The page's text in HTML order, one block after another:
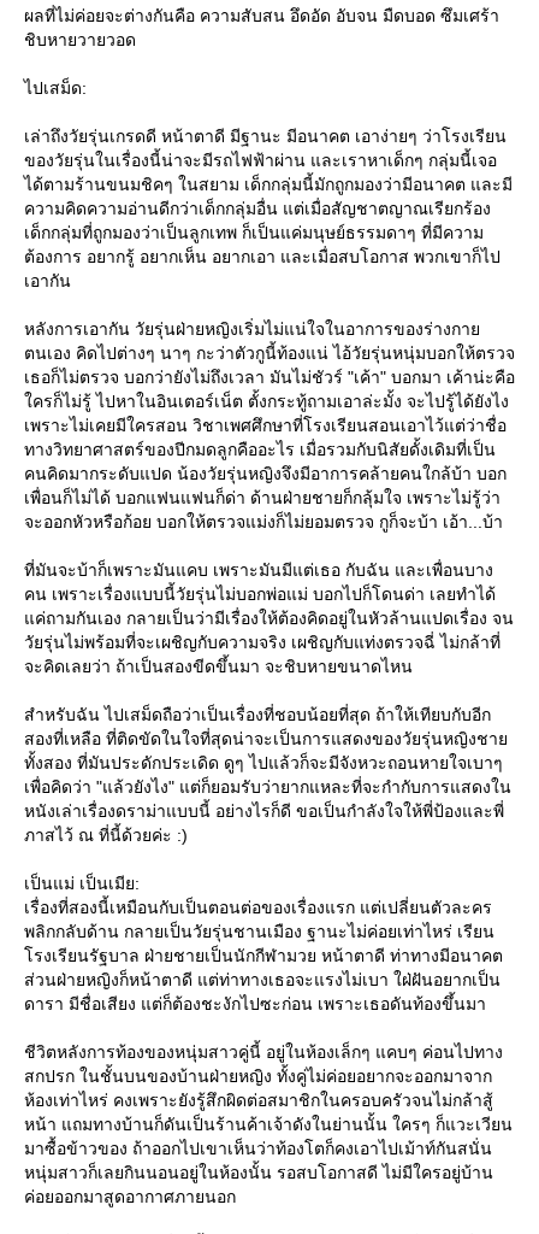
ผลที่ไม่ค่อยจะต่างกันคือ ความสับสน อึดอัด อับจน มืดบอด ซึมเศร้า
ชิบหายวายวอด
ไปเสม็ด:
เล่าถึงวัยรุ่นเกรดดี หน้าตาดี มีฐานะ มีอนาคต เอาง่ายๆ ว่าโรงเรียน
ของวัยรุ่นในเรื่องนี้น่าจะมีรถไฟฟ้าผ่าน และเราหาเด็กๆ กลุ่มนี้เจอ
ได้ตามร้านขนมชิคๆ ในสยาม เด็กกลุ่มนี้มักถูกมองว่ามีอนาคต และมี
ความคิดความอ่านดีกว่าเด็กกลุ่มอื่น แต่เมื่อสัญชาตญาณเรียกร้อง
เด็กกลุ่มที่ถูกมองว่าเป็นลูกเทพ ก็เป็นแค่มนุษย์ธรรมดาๆ ที่มีความ
ต้องการ อยากรู้ อยากเห็น อยากเอา และเมื่อสบโอกาส พวกเขาก็ไป
เอากัน
หลังการเอากัน วัยรุ่นฝ่ายหญิงเริ่มไม่แน่ใจในอาการของร่างกา
ตนเอง คิดไปต่างๆ นาๆ กะว่าตัวกูนี้ท้องแน่ ไอ้วัยรุ่นหนุ่มบอกให้ตรวจ
เธอก็ไม่ตรวจ บอกว่ายังไม่ถึงเวลา มันไม่ชัวร์ "เค้า" บอกมา เค้าน่ะคือ
ครก็ไม่รู้ ไปหาในอินเตอร์เน็ต ตั้งกระทู้ถามเอาล่ะมั้ง จะไปรู้ได้ยังไง
เพราะไม่เคยมีใครสอน วิชาเพศศึกษาที่โรงเรียนสอนเอาไว้แต่ว่าชื่อ
ทางวิทยาศาสตร์ของปีกมดลูกคืออะไร เมื่อรวมกับนิสัยดั้งเดิมที่เป็น
คนคิดมากระดับแปด น้องวัยรุ่นหญิงจึงมีอาการคล้ายคนใกล้บ้า บอก
เพื่อนก็ไม่ได้ บอกแฟนแฟนก็ด่า ด้านฝ่ายชายก็กลุ้มใจ เพราะไม่รู้ว่า
จะออกหัวหรือก้อย บอกให้ตรวจแม่งก็ไม่ยอมตรวจ กูก็จะบ้า เอ้า...บ้า
ที่มันจะบ้าก็เพราะมันแคบ เพราะมันมีแต่เธอ กับฉัน และเพื่อนบาง
คน เพราะเรื่องแบบนี้วัยรุ่นไม่บอกพ่อแม่ บอกไปก็โดนด่า เลยทำได้
ค่ถามกันเอง กลายเป็นว่ามีเรื่องให้ต้องคิดอยู่ในหัวล้านแปดเรื่อง จน
วัยรุ่นไม่พร้อมที่จะเผชิญกับความจริง เผชิญกับแท่งตรวจฉี่ ไม่กล้าที่
จะคิดเลยว่า ถ้าเป็นสองขีดขึ้นมา จะชิบหายขนาดไหน
สำหรับฉัน ไปเสม็ดถือว่าเป็นเรื่องที่ชอบน้อยที่สุด ถ้าให้เทียบกับอีก
สองที่เหลือ ที่ติดขัดในใจที่สุดน่าจะเป็นการแสดงของวัยรุ่นหญิงชา
ทั้งสอง ที่มันประดักประเดิด ดูๆ ไปแล้วก็จะมีจังหวะถอนหายใจเบาๆ
เพื่อคิดว่า "แล้วยังไง" แต่ก็ยอมรับว่ายากแหละที่จะกำกับการแสดงใน
หนังเล่าเรื่องดราม่าแบบนี้ อย่างไรก็ดี ขอเป็นกำลังใจให้พี่ป้องและพี่
ภาสไว้ ณ ที่นี้ด้วยค่ะ :)
เป็นแม่ เป็นเมีย:
เรื่องที่สองนี้เหมือนกับเป็นตอนต่อของเรื่องแรก แต่เปลี่ยนตัวละคร
พลิกกลับด้าน กลายเป็นวัยรุ่นชานเมือง ฐานะไม่ค่อยเท่าไหร่ เรียน
รงเรียนรัฐบาล ฝ่ายชายเป็นนักกีฬามวย หน้าตาดี ท่าทางมีอนาคต
ส่วนฝ่ายหญิงก็หน้าตาดี แต่ท่าทางเธอจะแรงไม่เบา ใฝ่ฝันอยากเป็น
ดารา มีชื่อเสียง แต่ก็ต้องชะงักไปซะก่อน เพราะเธอดันท้องขึ้นมา
ชีวิตหลังการท้องของหนุ่มสาวคู่นี้ อยู่ในห้องเล็กๆ แคบๆ ค่อนไปทาง
สกปรก ในชั้นบนของบ้านฝ่ายหญิง ทั้งคู่ไม่ค่อยอยากจะออกมาจาก
ห้องเท่าไหร่ คงเพราะยังรู้สึกผิดต่อสมาชิกในครอบครัวจนไม่กล้าสู้
หน้า แถมทางบ้านก็ดันเป็นร้านค้าเจ้าดังในย่านนั้น ใครๆ ก็แวะเวียน
มาซื้อข้าวของ ถ้าออกไปเขาเห็นว่าท้องโตก็คงเอาไปเม้าท์กันสนั่น
หนุ่มสาวก็เลยกินนอนอยู่ในห้องนั้น รอสบโอกาสดี ไม่มีใครอยู่บ้าน
ค่อยออกมาสูดอากาศภายนอก